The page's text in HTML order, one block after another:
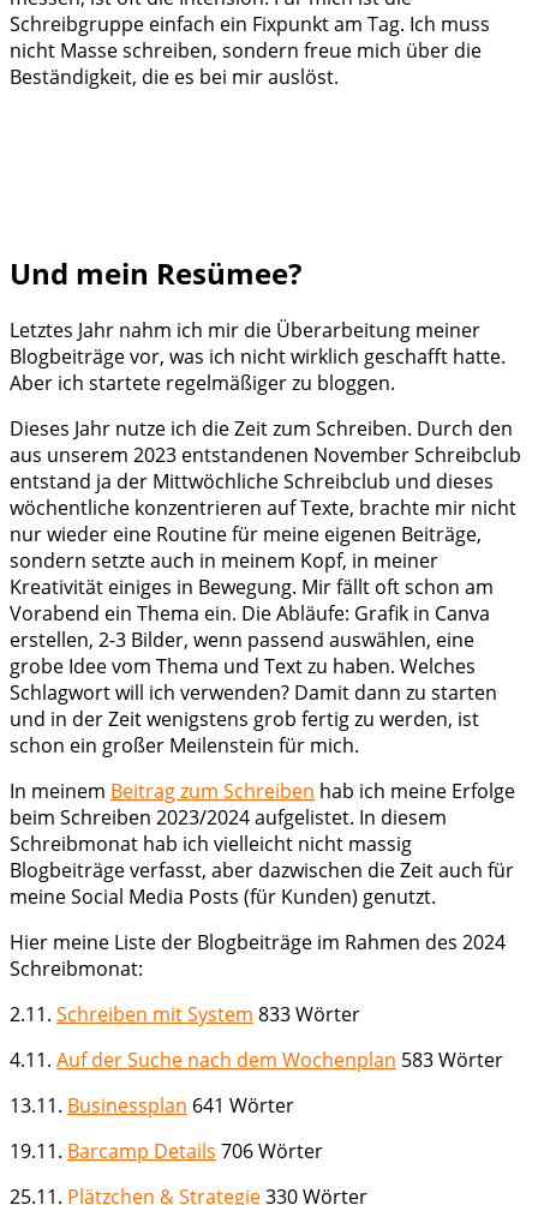
Schreibgruppe einfach ein Fixpunkt am Tag. Ich muss
nicht Masse schreiben, sondern freue mich über die
Beständigkeit, die es bei mir auslöst.
Und mein Resümee?
Letztes Jahr nahm ich mir die Überarbeitung meiner
Blogbeiträge vor, was ich nicht wirklich geschafft hatte.
Aber ich startete regelmäßiger zu bloggen.
Dieses Jahr nutze ich die Zeit zum Schreiben. Durch den
aus unserem 2023 entstandenen November Schreibclub
entstand ja der Mittwöchliche Schreibclub und dieses
wöchentliche konzentrieren auf Texte, brachte mir nicht
nur wieder eine Routine für meine eigenen Beiträge,
sondern setzte auch in meinem Kopf, in meiner
Kreativität einiges in Bewegung. Mir fällt oft schon am
Vorabend ein Thema ein. Die Abläufe: Grafik in Canva
erstellen, 2-3 Bilder, wenn passend auswählen, eine
grobe Idee vom Thema und Text zu haben. Welches
Schlagwort will ich verwenden? Damit dann zu starten
und in der Zeit wenigstens grob fertig zu werden, ist
schon ein großer Meilenstein für mich.
In meinem Beitrag zum Schreiben hab ich meine Erfolge
beim Schreiben 2023/2024 aufgelistet. In diesem
Schreibmonat hab ich vielleicht nicht massig
Blogbeiträge verfasst, aber dazwischen die Zeit auch für
meine Social Media Posts (für Kunden) genutzt.
Hier meine Liste der Blogbeiträge im Rahmen des 2024
Schreibmonat:
2.11. Schreiben mit System 833 Wörter
4.11. Auf der Suche nach dem Wochenplan 583 Wörter
13.11. Businessplan 641 Wörter
19.11. Barcamp Details 706 Wörter
25.11. Plätzchen & Strategie330 Wörter